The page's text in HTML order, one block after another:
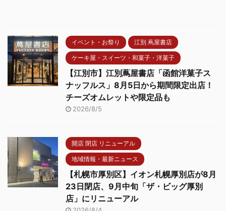
イベント・お祭り 江別 蔦屋書店
ケーキ屋・スイーツ・和菓子・洋菓子
【江別市】江別蔦屋書店「函館洋菓子ス
ナッフルス」8月5日から期間限定出店！
チーズオムレットや限定品も
2026/8/5
開店 閉店 リニューアル
地域情報・最新ニュース
【札幌市厚別区】イオン札幌厚別店が8月
23日閉店、9月中旬「ザ・ビッグ厚別
店」にリニューアル